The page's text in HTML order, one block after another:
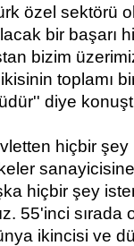
özel sektörü
bir başarı
bizim
toplamı
diye
hiçbir
hiçbir şey
55'inci
ikincisi ve